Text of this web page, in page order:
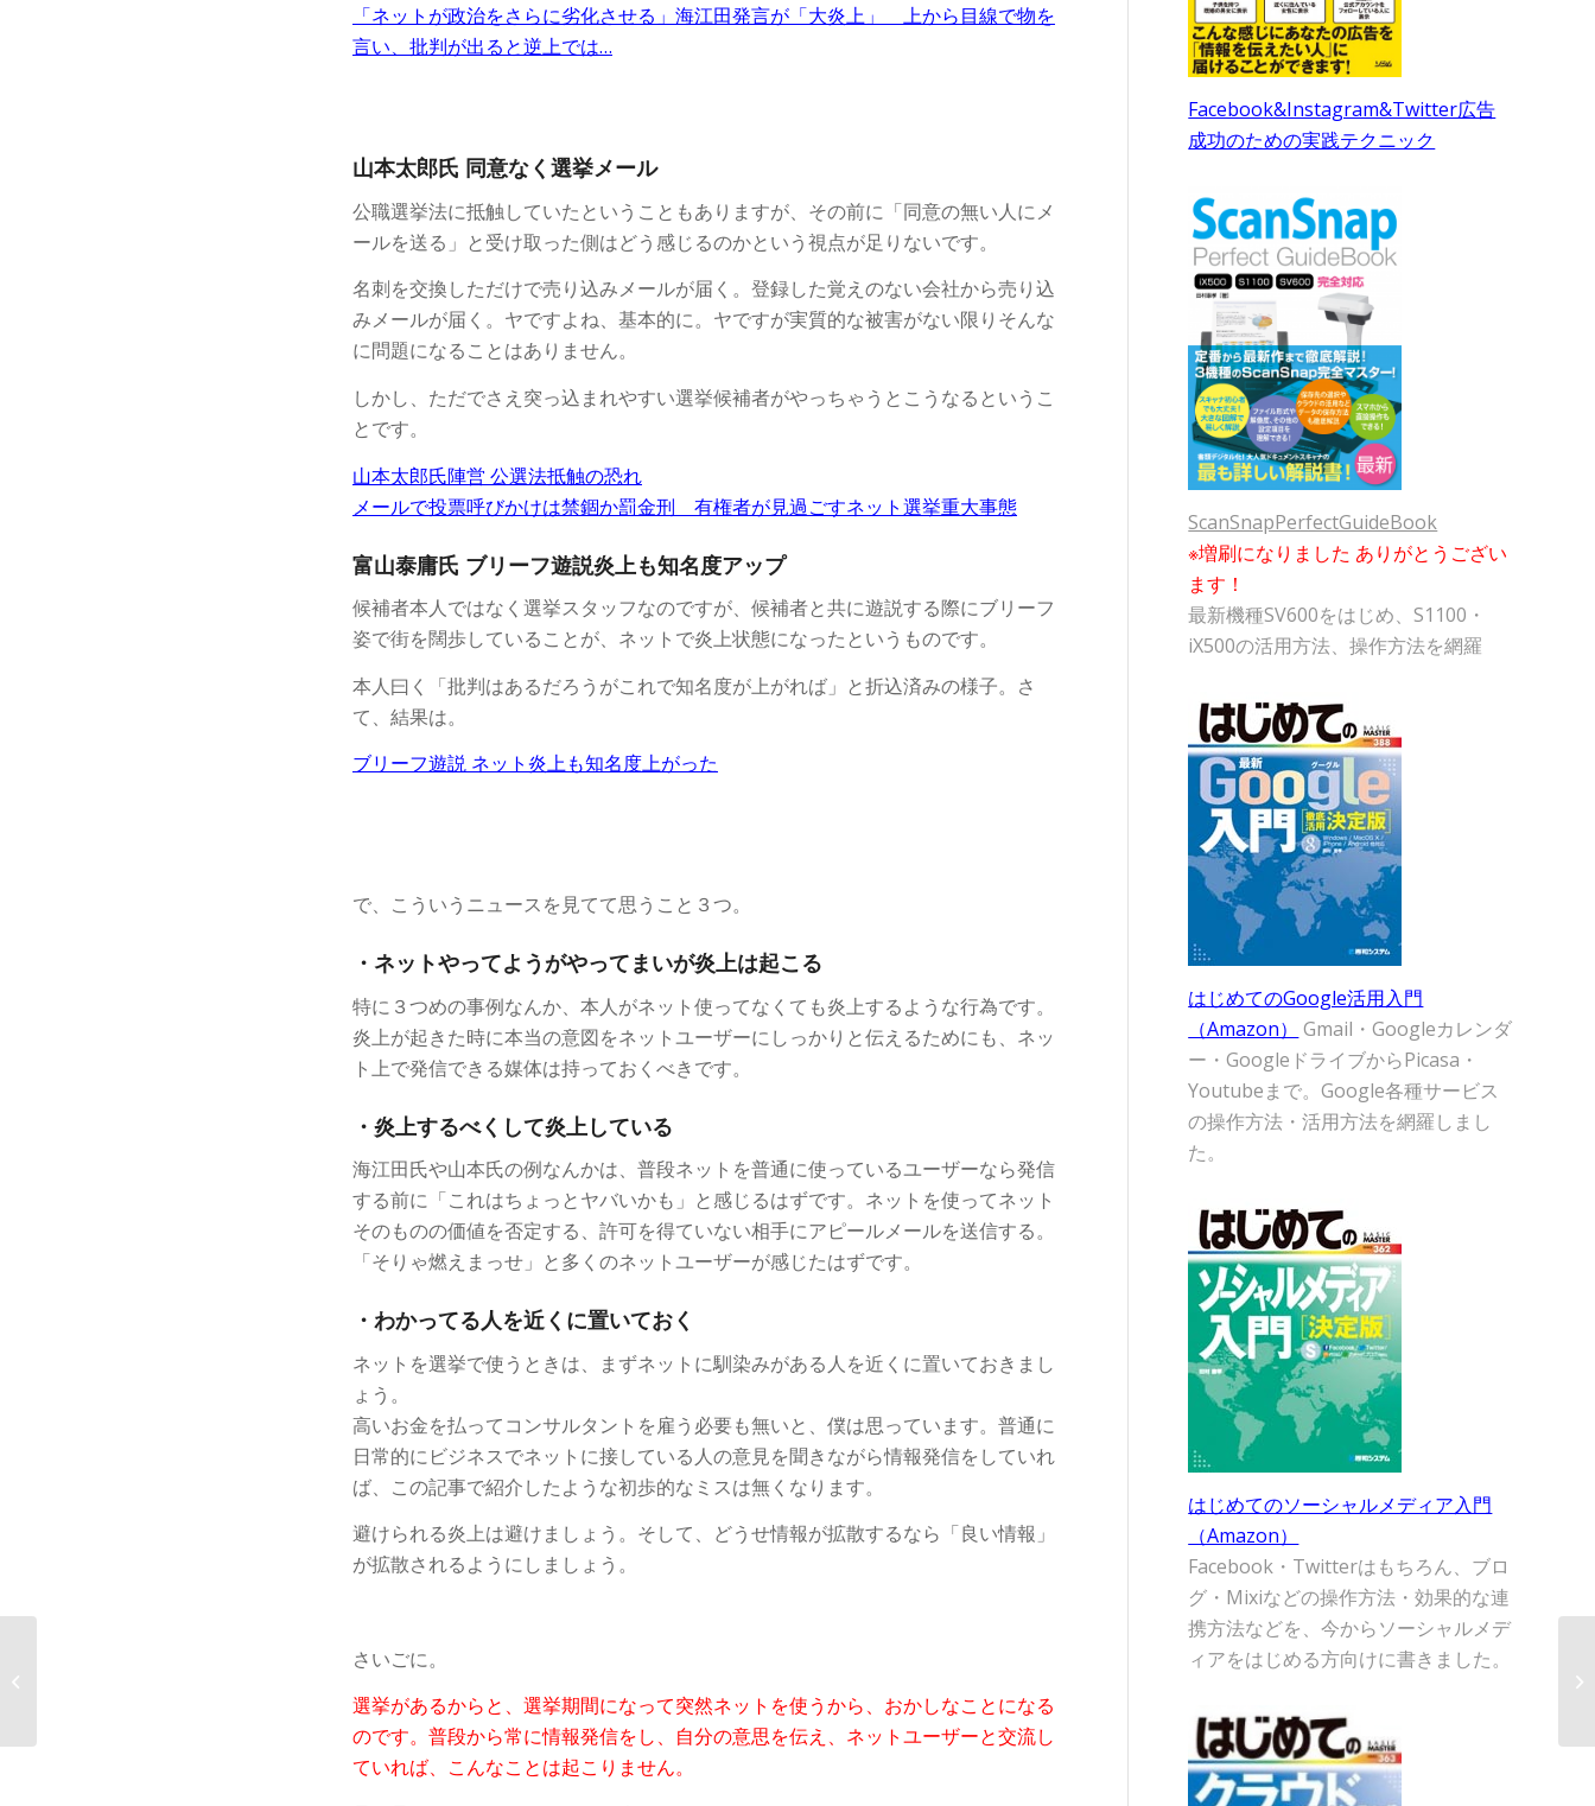
「ネットが政治をさらに劣化させる」海江田発言が「大炎上」 上から目線で物を
言い、批判が出ると逆上では…
山本太郎氏 同意なく選挙メール
公職選挙法に抵触していたということもありますが、その前に「同意の無い人にメ
ールを送る」と受け取った側はどう感じるのかという視点が足りないです。
名刺を交換しただけで売り込みメールが届く。登録した覚えのない会社から売り込
みメールが届く。ヤですよね、基本的に。ヤですが実質的な被害がない限りそんな
に問題になることはありません。
しかし、ただでさえ突っ込まれやすい選挙候補者がやっちゃうとこうなるというこ
とです。
山本太郎氏陣営 公選法抵触の恐れ
メールで投票呼びかけは禁錮か罰金刑 有権者が見過ごすネット選挙重大事態
富山泰庸氏 ブリーフ遊説炎上も知名度アップ
候補者本人ではなく選挙スタッフなのですが、候補者と共に遊説する際にブリーフ
姿で街を闊歩していることが、ネットで炎上状態になったというものです。
本人曰く「批判はあるだろうがこれで知名度が上がれば」と折込済みの様子。さ
て、結果は。
ブリーフ遊説 ネット炎上も知名度上がった
で、こういうニュースを見てて思うこと３つ。
・ネットやってようがやってまいが炎上は起こる
特に３つめの事例なんか、本人がネット使ってなくても炎上するような行為です。
炎上が起きた時に本当の意図をネットユーザーにしっかりと伝えるためにも、ネッ
ト上で発信できる媒体は持っておくべきです。
・炎上するべくして炎上している
海江田氏や山本氏の例なんかは、普段ネットを普通に使っているユーザーなら発信
する前に「これはちょっとヤバいかも」と感じるはずです。ネットを使ってネット
そのものの価値を否定する、許可を得ていない相手にアピールメールを送信する。
「そりゃ燃えまっせ」と多くのネットユーザーが感じたはずです。
・わかってる人を近くに置いておく
ネットを選挙で使うときは、まずネットに馴染みがある人を近くに置いておきまし
ょう。
高いお金を払ってコンサルタントを雇う必要も無いと、僕は思っています。普通に
日常的にビジネスでネットに接している人の意見を聞きながら情報発信をしていれ
ば、この記事で紹介したような初歩的なミスは無くなります。
避けられる炎上は避けましょう。そして、どうせ情報が拡散するなら「良い情報」
が拡散されるようにしましょう。
さいごに。
選挙があるからと、選挙期間になって突然ネットを使うから、おかしなことになる
のです。普段から常に情報発信をし、自分の意思を伝え、ネットユーザーと交流し
ていれば、こんなことは起こりません。
Facebook&Instagram&Twitter広告
成功のための実践テクニック
ScanSnapPerfectGuideBook
※増刷になりました ありがとうござい
ます！
最新機種SV600をはじめ、S1100・
iX500の活用方法、操作方法を網羅
はじめてのGoogle活用入門
（Amazon）
Gmail・Googleカレンダ
ー・GoogleドライブからPicasa・
Youtubeまで。Google各種サービス
の操作方法・活用方法を網羅しまし
た。
はじめてのソーシャルメディア入門
（Amazon）
Facebook・Twitterはもちろん、ブロ
グ・Mixiなどの操作方法・効果的な連
携方法などを、今からソーシャルメデ
ィアをはじめる方向けに書きました。